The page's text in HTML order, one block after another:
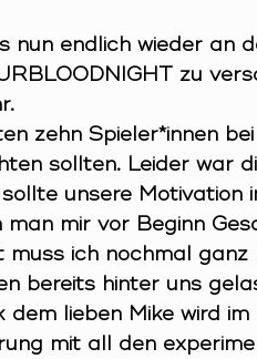
nun endlich wieder an
zu
zehn Spieler*innen
sollten. Leider war
unsere Motivation
man mir vor Beginn
muss ich nochmal
bereits hinter uns
dem lieben Mike wird
mit all den